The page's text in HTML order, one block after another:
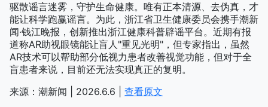
驱散谣言迷雾，守护生命健康。唯有正本清源、去伪真，才
能让科学跑赢谣言。为此，浙江省卫生健康委员会携手潮新
闻·钱江晚报，创新推出浙江健康科普辟谣平台。近期有报
道称AR助视眼镜能让盲人"重见光明"，但专家指出，虽然
AR技术可以帮助部分低视力患者改善视觉功能，但对于全
盲患者来说，目前还无法实现真正的复明。
来源：潮新闻 | 2026.6.6 | 查看原文